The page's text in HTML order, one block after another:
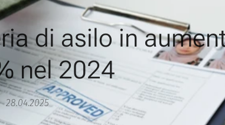
di asilo in
nel 2024
28.04.2025